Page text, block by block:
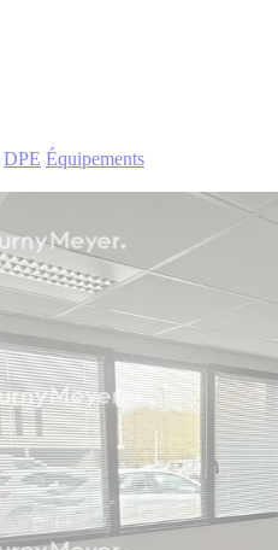
DPE Équipements